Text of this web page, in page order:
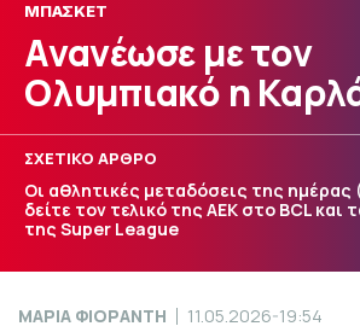
ΜΠΑΣΚΕΤ
Ανανέωσε με τον
Ολυμπιακό η
ΣΧΕΤΙΚΟ ΑΡΘΡΟ
Οι αθλητικές μεταδόσεις της
δείτε τον τελικό της ΑΕΚ στο BCL και
της Super League
ΜΑΡΙΑ ΦΙΟΡΑΝΤΗ 11.05.2026-19:54